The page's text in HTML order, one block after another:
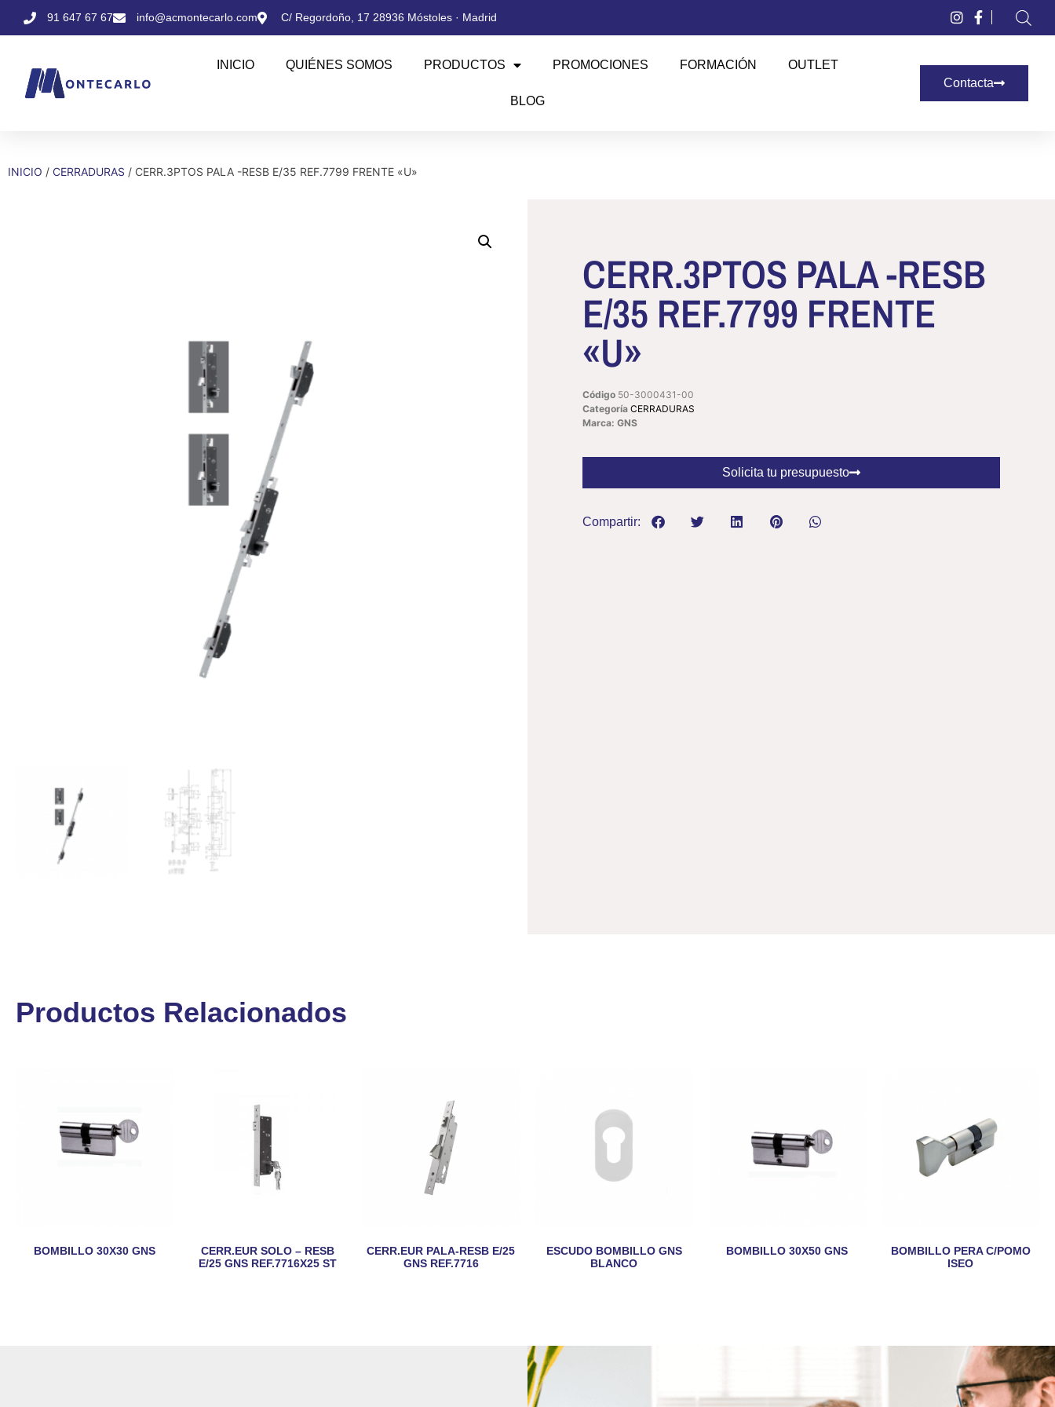
91 647 67 67 info@acmontecarlo.com C/ Regordoño, 17 28936 Móstoles · Madrid
INICIO QUIÉNES SOMOS PRODUCTOS PROMOCIONES FORMACIÓN OUTLET
BLOG
Contacta
INICIO / CERRADURAS / CERR.3PTOS PALA -RESB E/35 REF.7799 FRENTE «U»
CERR.3PTOS PALA -RESB
E/35 REF.7799 FRENTE
«U»
Código 50-3000431-00
Categoría CERRADURAS
Marca: GNS
Solicita tu presupuesto
Compartir:
Productos Relacionados
BOMBILLO 30X30 GNS
CERR.EUR SOLO – RESB
E/25 GNS REF.7716X25 ST
CERR.EUR PALA-RESB E/25
GNS REF.7716
ESCUDO BOMBILLO GNS
BLANCO
BOMBILLO 30X50 GNS
BOMBILLO PERA C/POMO
ISEO